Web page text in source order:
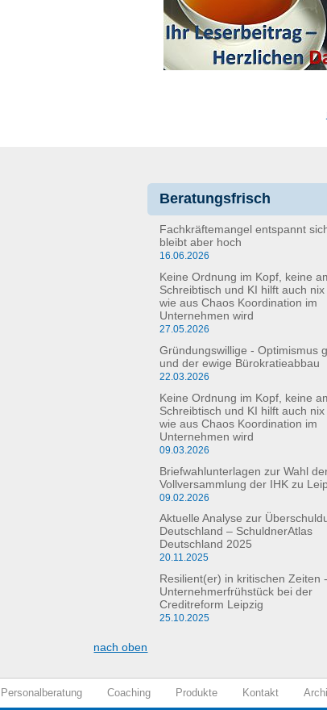
Beratungsfrisch
Fachkräftemangel entspannt
bleibt aber hoch
16.06.2026
Keine Ordnung im Kopf, keine
Schreibtisch und KI hilft auch
wie aus Chaos Koordination im
Unternehmen wird
27.05.2026
Gründungswillige - Optimismus
und der ewige Bürokratieabbau
22.03.2026
Keine Ordnung im Kopf, keine
Schreibtisch und KI hilft auch
wie aus Chaos Koordination im
Unternehmen wird
09.03.2026
Briefwahlunterlagen zur Wahl
Vollversammlung der IHK zu
09.02.2026
Aktuelle Analyse zur
Deutschland – SchuldnerAtlas
Deutschland 2025
20.11.2025
Resilient(er) in kritischen Zeiten -
Unternehmerfrühstück bei der
Creditreform Leipzig
25.10.2025
nach oben
Personalberatung Coaching Produkte Kontakt